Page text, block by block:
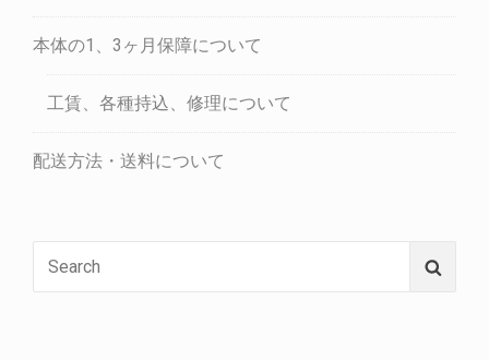
本体の1、3ヶ月保障について
工賃、各種持込、修理について
配送方法・送料について